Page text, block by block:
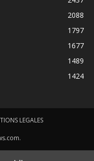
2088
1797
1677
1489
1424
LEGALES